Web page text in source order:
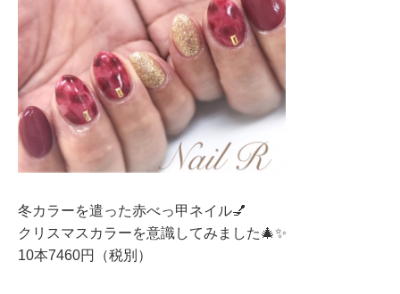
冬カラーを遣った赤べっ甲ネイル💅
クリスマスカラーを意識してみました🎄✨
10本7460円（税別）